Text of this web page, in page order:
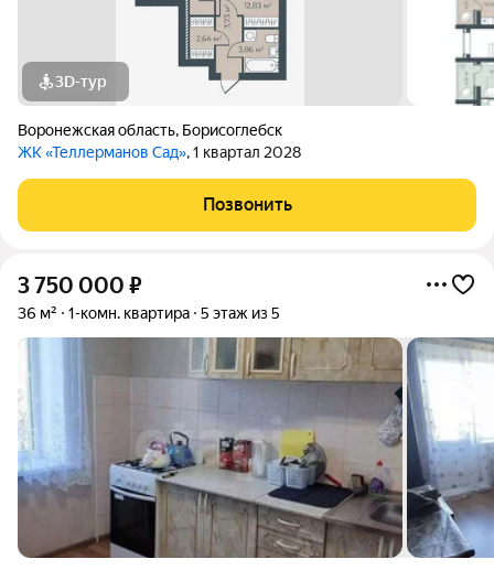
3D-тур
Воронежская область, Борисоглебск
ЖК «Теллерманов Сад», 1 квартал 2028
Позвонить
3 750 000 ₽
36 м² 1-комн. квартира 5 этаж из 5